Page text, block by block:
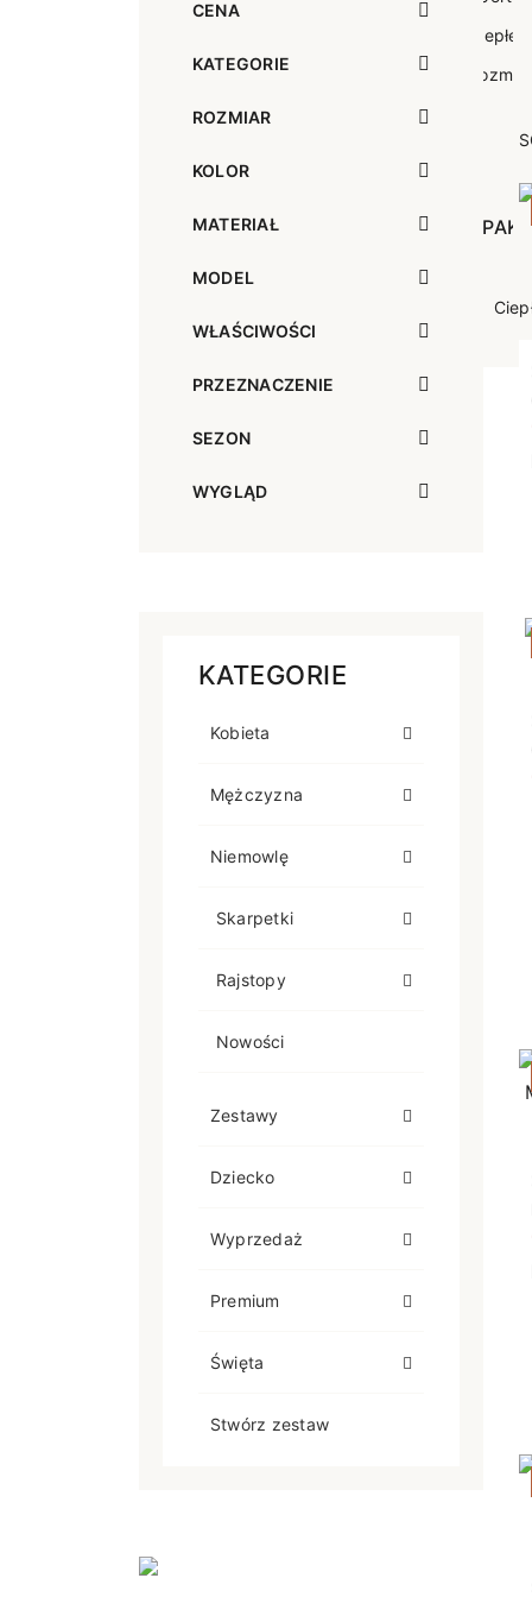
Antypoślizgowe
Do
Ciepłe
Rozmiar
CENA
KATEGORIE
ROZMIAR
KOLOR
MATERIAŁ
MODEL
WŁAŚCIWOŚCI
PRZEZNACZENIE
SEZON
WYGLĄD
KATEGORIE
Kobieta
Mężczyzna
Niemowlę
Skarpetki
Rajstopy
Nowości
Zestawy
Dziecko
Wyprzedaż
Premium
Święta
Stwórz zestaw